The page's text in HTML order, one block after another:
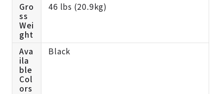
Gro
ss
Wei
ght
46 lbs (20.9kg)
Ava
ila
ble
Col
ors
Black